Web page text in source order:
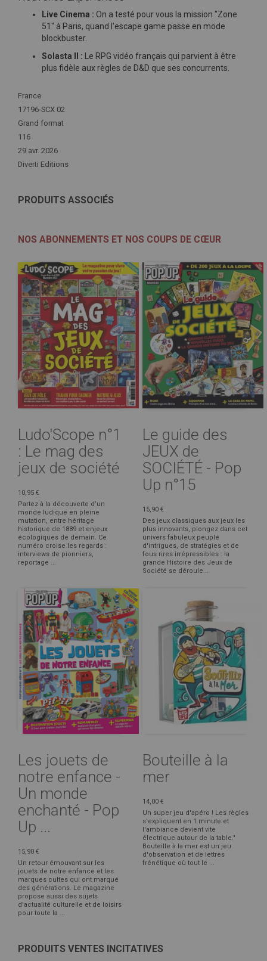
Live Cinema : On a testé pour vous la mission "Zone
51" à Paris, quand l'escape game passe en mode
blockbuster.
Solasta II : Le RPG vidéo français qui parvient à être
plus fidèle aux règles de D&D que ses concurrents.
Plus
d'infos
France
17196-SCX 02
Grand format
116
29 avr. 2026
Diverti Editions
PRODUITS ASSOCIÉS
NOS ABONNEMENTS ET NOS COUPS DE CŒUR
Ludo'Scope n°1
: Le mag des
jeux de société
10,95 €
Partez à la découverte d’un
monde ludique en pleine
mutation, entre héritage
historique de 1889 et enjeux
écologiques de demain. Ce
numéro croise les regards :
interviews de pionniers,
reportage ...
Le guide des
JEUX de
SOCIÉTÉ - Pop
Up n°15
15,90 €
Des jeux classiques aux jeux les
plus innovants, plongez dans cet
univers fabuleux peuplé
d'intrigues, de stratégies et de
fous rires irrépressibles : la
grande Histoire des Jeux de
Société se déroule...
Les jouets de
notre enfance -
Un monde
enchanté - Pop
Up ...
15,90 €
Un retour émouvant sur les
jouets de notre enfance et les
marques cultes qui ont marqué
des générations. Le magazine
propose aussi des sujets
d’actualité culturelle et de loisirs
pour toute la ...
Bouteille à la
mer
14,00 €
Un super jeu d'apéro ! Les règles
s'expliquent en 1 minute et
l'ambiance devient vite
électrique autour de la table."
Bouteille à la mer est un jeu
d'observation et de lettres
frénétique où tout le ...
PRODUITS VENTES INCITATIVES